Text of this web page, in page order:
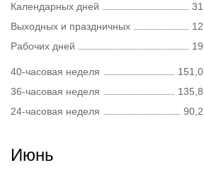
Календарных дней
31
Выходных и праздничных
12
Рабочих дней
19
40-часовая неделя
151,0
36-часовая неделя
135,8
24-часовая неделя
90,2
Июнь